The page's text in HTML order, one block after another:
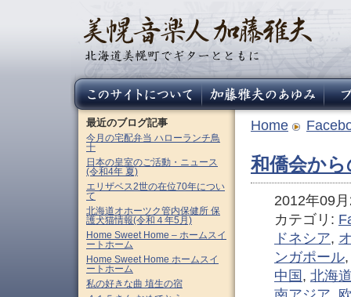
Home
和僑会か
2012年09
カテゴリ:
ドネシア,
ンガポール
中国 , 北海
最近のブログ記事
今月の宅配弁当 ハローランチ鳥
十
日本の皇室のご活動・ニュース
(令和4年 夏)
エリザベス2世の在位70年につい
て
北海道オホーツク管内保健所 保
護犬猫情報(令和４年5月)
Home Sweet Home – ホームスイ
ートホーム
Home Sweet Home ホームスイ
ートホーム
私の好きな曲 埴生の宿